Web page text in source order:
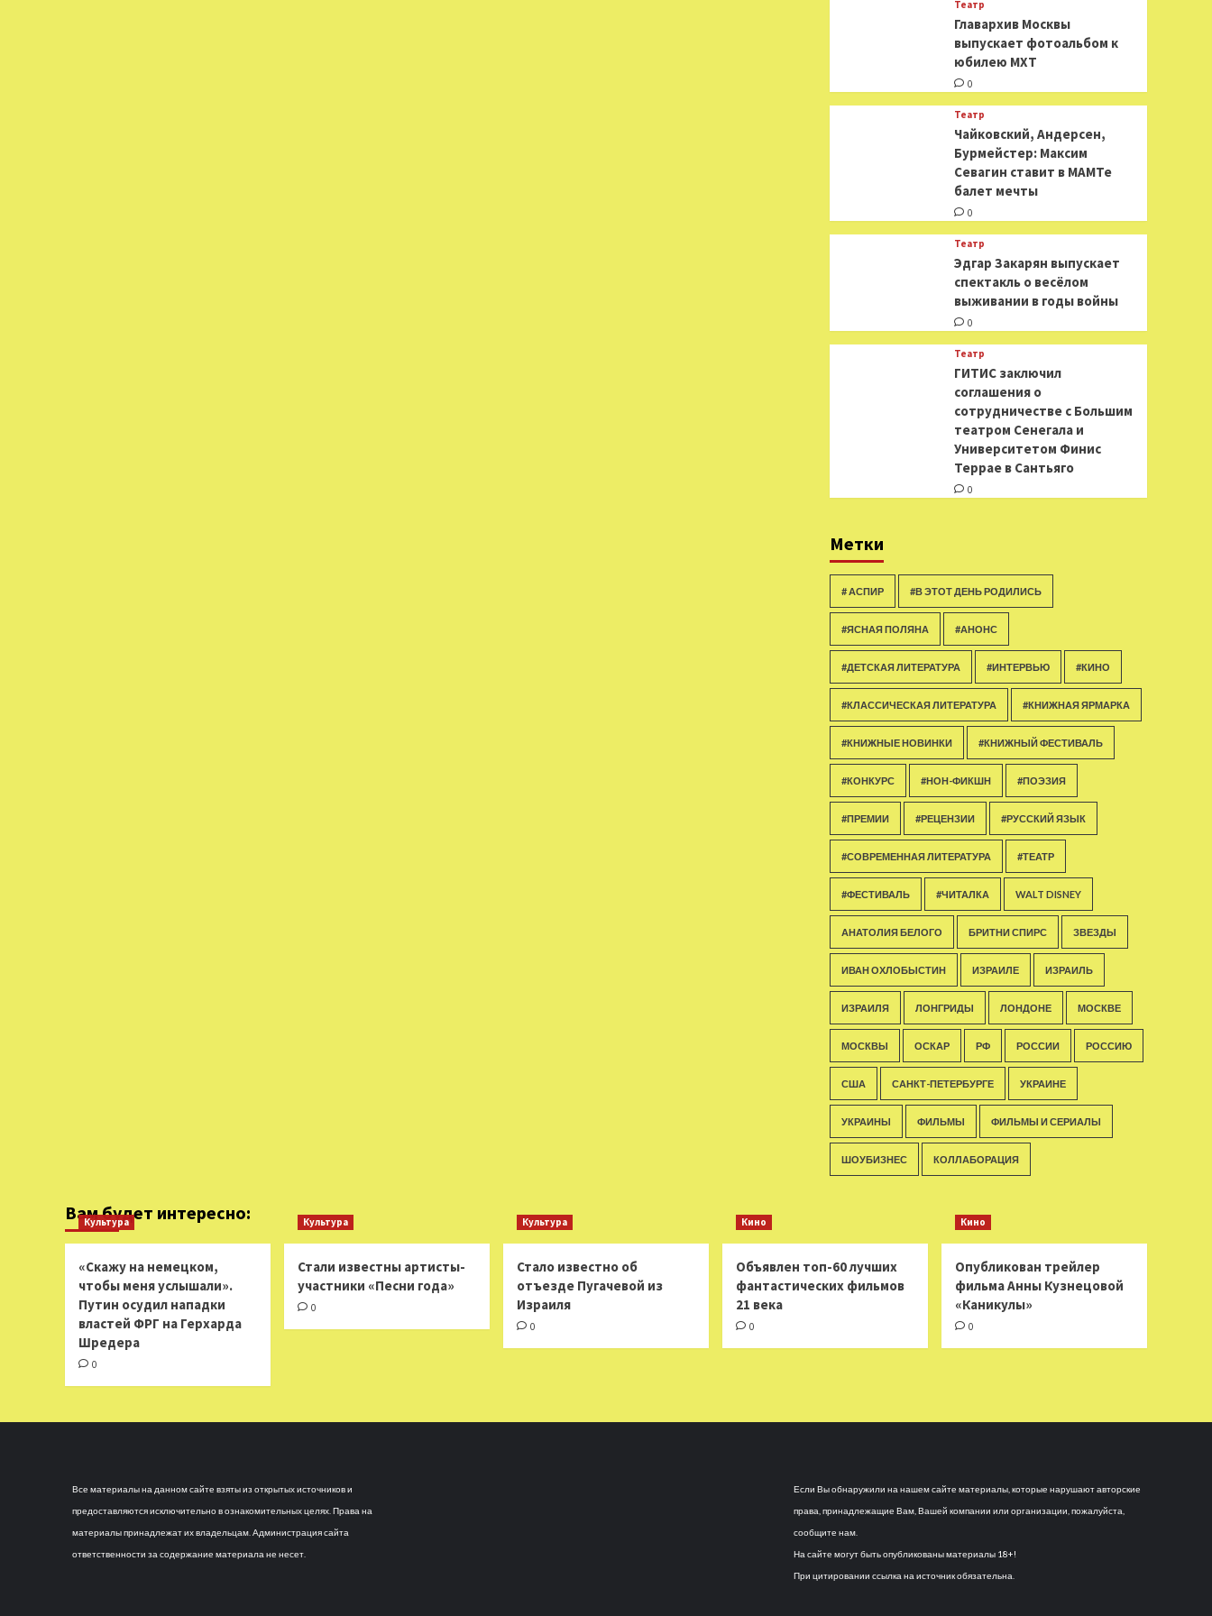
Театр
​​Главархив Москвы
выпускает фотоальбом к
юбилею МХТ
0
Театр
​​Чайковский, Андерсен,
Бурмейстер: Максим
Севагин ставит в МАМТе
балет мечты
0
Театр
Эдгар Закарян выпускает
спектакль о весёлом
выживании в годы войны
0
Театр
ГИТИС заключил
соглашения о
сотрудничестве с Большим
театром Сенегала и
Университетом Финис
Террае в Сантьяго
0
Метки
# АСПИР #В ЭТОТ ДЕНЬ РОДИЛИСЬ
#ЯСНАЯ ПОЛЯНА #АНОНС
#ДЕТСКАЯ ЛИТЕРАТУРА #ИНТЕРВЬЮ #КИНО
#КЛАССИЧЕСКАЯ ЛИТЕРАТУРА #КНИЖНАЯ ЯРМАРКА
#КНИЖНЫЕ НОВИНКИ #КНИЖНЫЙ ФЕСТИВАЛЬ
#КОНКУРС #НОН-ФИКШН #ПОЭЗИЯ
#ПРЕМИИ #РЕЦЕНЗИИ #РУССКИЙ ЯЗЫК
#СОВРЕМЕННАЯ ЛИТЕРАТУРА #ТЕАТР
#ФЕСТИВАЛЬ #ЧИТАЛКА WALT DISNEY
АНАТОЛИЯ БЕЛОГО БРИТНИ СПИРС ЗВЕЗДЫ
ИВАН ОХЛОБЫСТИН ИЗРАИЛЕ ИЗРАИЛЬ
ИЗРАИЛЯ ЛОНГРИДЫ ЛОНДОНЕ МОСКВЕ
МОСКВЫ ОСКАР РФ РОССИИ РОССИЮ
США САНКТ-ПЕТЕРБУРГЕ УКРАИНЕ
УКРАИНЫ ФИЛЬМЫ ФИЛЬМЫ И СЕРИАЛЫ
ШОУБИЗНЕС КОЛЛАБОРАЦИЯ
Вам будет интересно:
Культура
«Скажу на немецком,
чтобы меня услышали».
Путин осудил нападки
властей ФРГ на Герхарда
Шредера
0
Культура
Стали известны артисты-
участники «Песни года»
0
Культура
Стало известно об
отъезде Пугачевой из
Израиля
0
Кино
Объявлен топ-60 лучших
фантастических фильмов
21 века
0
Кино
Опубликован трейлер
фильма Анны Кузнецовой
«Каникулы»
0
Все материалы на данном сайте взяты из открытых источников и
предоставляются исключительно в ознакомительных целях. Права на
материалы принадлежат их владельцам. Администрация сайта
ответственности за содержание материала не несет.
Если Вы обнаружили на нашем сайте материалы, которые нарушают авторские
права, принадлежащие Вам, Вашей компании или организации, пожалуйста,
сообщите нам.
На сайте могут быть опубликованы материалы 18+!
При цитировании ссылка на источник обязательна.